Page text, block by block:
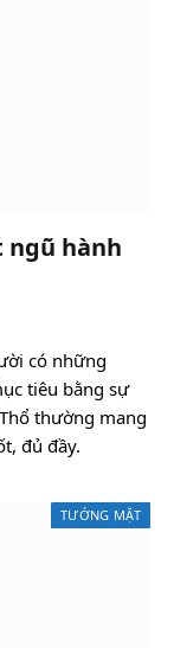
ngũ hành
có những
tiêu bằng sự
thường mang
đủ đầy.
TƯỚNG MẶT